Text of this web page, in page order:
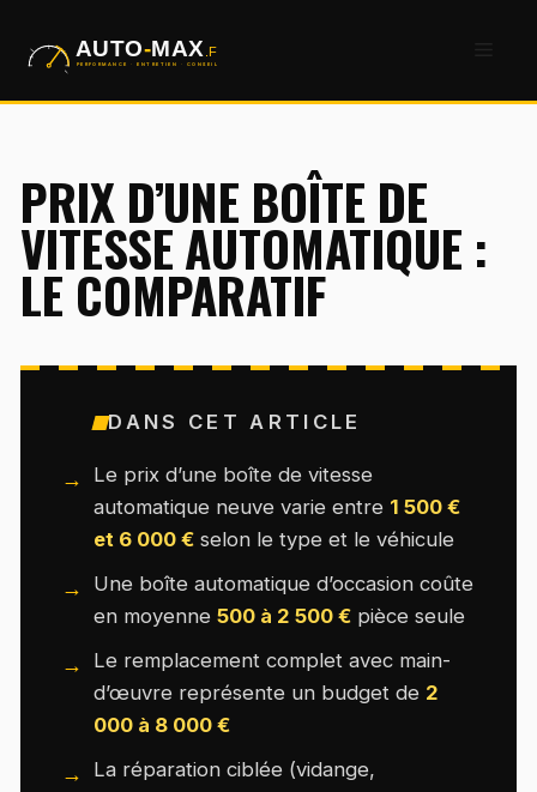
PRIX D’UNE BOÎTE DE
VITESSE AUTOMATIQUE :
LE COMPARATIF
DANS CET ARTICLE
Le prix d’une boîte de vitesse
automatique neuve varie entre 1 500 €
et 6 000 € selon le type et le véhicule
Une boîte automatique d’occasion coûte
en moyenne500 à 2 500 € pièce seule
Le remplacement complet avec main-
d’œuvre représente un budget de 2
000 à 8 000 €
La réparation ciblée (vidange,